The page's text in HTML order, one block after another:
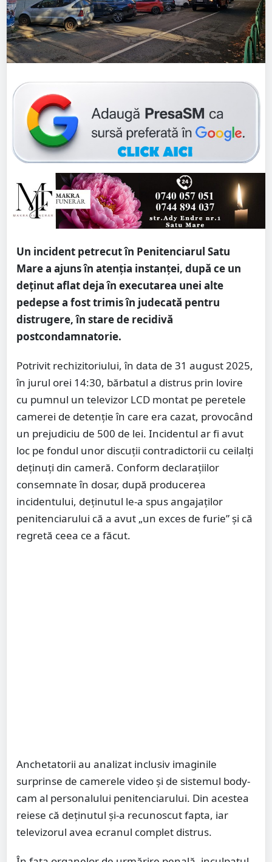
Un incident petrecut în Penitenciarul Satu
Mare a ajuns în atenția instanței, după ce un
deținut aflat deja în executarea unei alte
pedepse a fost trimis în judecată pentru
distrugere, în stare de recidivă
postcondamnatorie.
Potrivit rechizitoriului, în data de 31 august 2025,
în jurul orei 14:30, bărbatul a distrus prin lovire
cu pumnul un televizor LCD montat pe peretele
camerei de detenție în care era cazat, provocând
un prejudiciu de 500 de lei. Incidentul ar fi avut
loc pe fondul unor discuții contradictorii cu ceilalți
deținuți din cameră. Conform declarațiilor
consemnate în dosar, după producerea
incidentului, deținutul le-a spus angajaților
penitenciarului că a avut „un exces de furie” și că
regretă ceea ce a făcut.
Anchetatorii au analizat inclusiv imaginile
surprinse de camerele video și de sistemul body-
cam al personalului penitenciarului. Din acestea
reiese că deținutul și-a recunoscut fapta, iar
televizorul avea ecranul complet distrus.